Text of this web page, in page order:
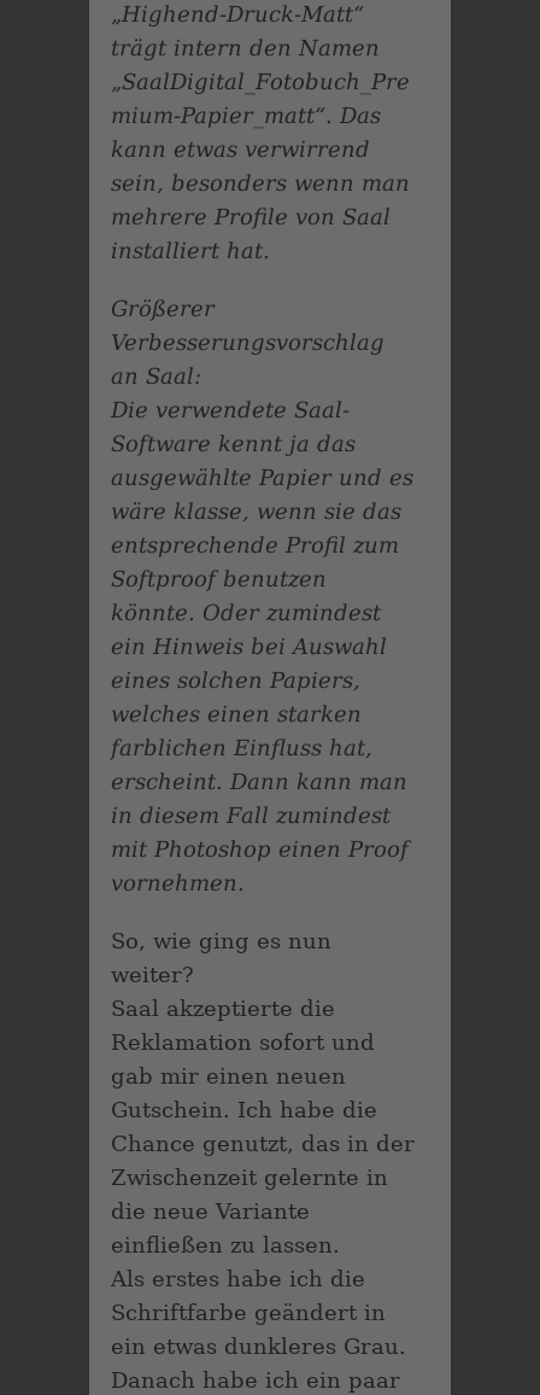
„Highend-Druck-Matt“
trägt intern den Namen
„SaalDigital_Fotobuch_Pre
mium-Papier_matt“. Das
kann etwas verwirrend
sein, besonders wenn man
mehrere Profile von Saal
installiert hat.
Größerer
Verbesserungsvorschlag
an Saal:
Die verwendete Saal-
Software kennt ja das
ausgewählte Papier und es
wäre klasse, wenn sie das
entsprechende Profil zum
Softproof benutzen
könnte. Oder zumindest
ein Hinweis bei Auswahl
eines solchen Papiers,
welches einen starken
farblichen Einfluss hat,
erscheint. Dann kann man
in diesem Fall zumindest
mit Photoshop einen Proof
vornehmen.
So, wie ging es nun
weiter?
Saal akzeptierte die
Reklamation sofort und
gab mir einen neuen
Gutschein. Ich habe die
Chance genutzt, das in der
Zwischenzeit gelernte in
die neue Variante
einfließen zu lassen.
Als erstes habe ich die
Schriftfarbe geändert in
ein etwas dunkleres Grau.
Danach habe ich ein paar